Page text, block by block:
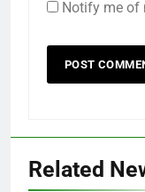
Notify me of
Related